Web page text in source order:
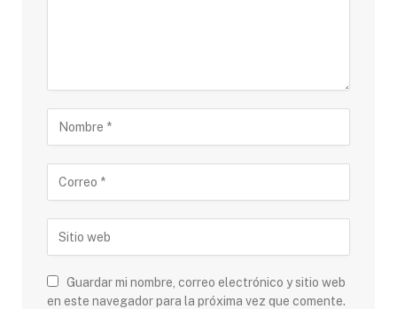
Guardar mi nombre, correo electrónico y sitio web
en este navegador para la próxima vez que comente.